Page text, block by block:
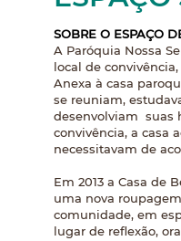
SOBRE O ESPAÇO
A Paróquia Nossa
local de
Anexa à casa
se reuniam,
desenvolviam suas
convivência, a casa
necessitavam de
Em 2013 a Casa de
uma nova
comunidade, em
lugar de reflexão,